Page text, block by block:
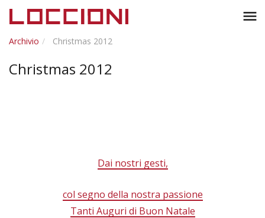
menu
Archivio Christmas 2012
Christmas 2012
Dai nostri gesti,
col segno della nostra passione
Tanti Auguri di Buon Natale